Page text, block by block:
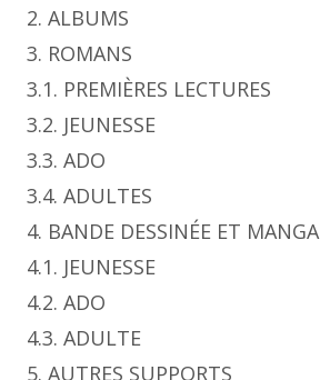
2. ALBUMS
3. ROMANS
3.1. PREMIÈRES LECTURES
3.2. JEUNESSE
3.3. ADO
3.4. ADULTES
4. BANDE DESSINÉE ET MANGA
4.1. JEUNESSE
4.2. ADO
4.3. ADULTE
5. AUTRES SUPPORTS